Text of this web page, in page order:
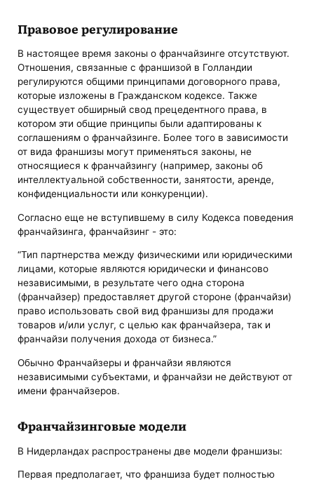
Правовое регулирование
В настоящее время законы о франчайзинге отсутствуют.
Отношения, связанные с франшизой в Голландии
регулируются общими принципами договорного права,
которые изложены в Гражданском кодексе. Также
существует обширный свод прецедентного права, в
котором эти общие принципы были адаптированы к
соглашениям о франчайзинге. Более того в зависимости
от вида франшизы могут применяться законы, не
относящиеся к франчайзингу (например, законы об
интеллектуальной собственности, занятости, аренде,
конфиденциальности или конкуренции).
Согласно еще не вступившему в силу Кодекса поведения
франчайзинга, франчайзинг - это:
“Тип партнерства между физическими или юридическими
лицами, которые являются юридически и финансово
независимыми, в результате чего одна сторона
(франчайзер) предоставляет другой стороне (франчайзи)
право использовать свой вид франшизы для продажи
товаров и/или услуг, с целью как франчайзера, так и
франчайзи получения дохода от бизнеса.”
Обычно Франчайзеры и франчайзи являются
независимыми субъектами, и франчайзи не действуют от
имени франчайзеров.
Франчайзинговые модели
В Нидерландах распространены две модели франшизы:
Первая предполагает, что франшиза будет полностью